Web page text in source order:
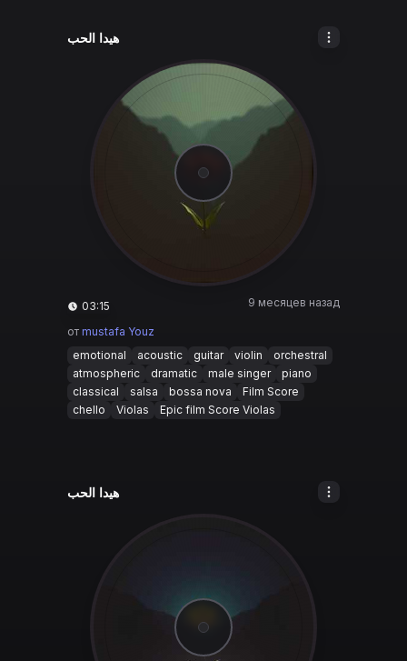
هيدا الحب
03:15 9 месяцев назад
от mustafa Youz
emotional
acoustic guitar violin
orchestral
atmospheric
dramatic male singer
piano
classical
salsa bossa nova
Film Score
chello
Violas Epic film Score Violas
هيدا الحب